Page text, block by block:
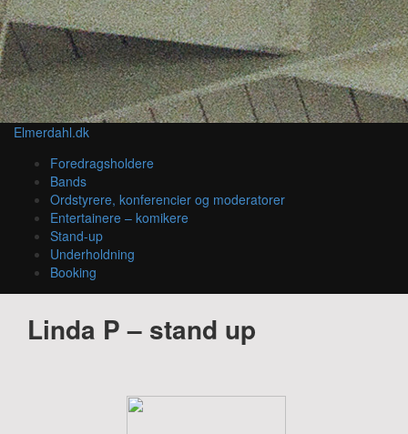
Elmerdahl.dk
Foredragsholdere
Bands
Ordstyrere, konferencier og moderatorer
Entertainere – komikere
Stand-up
Underholdning
Booking
Linda P – stand up